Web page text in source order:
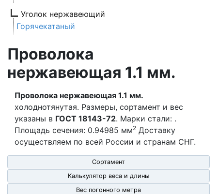
Уголок нержавеющий
Горячекатаный
Проволока
нержавеющая 1.1 мм.
Проволока нержавеющая 1.1 мм.
холоднотянутая. Размеры, сортамент и вес
указаны в ГОСТ 18143-72. Марки стали: .
Площадь сечения: 0.94985 мм2 Доставку
осуществляем по всей России и странам СНГ.
Сортамент
Калькулятор веса и длины
Вес погонного метра